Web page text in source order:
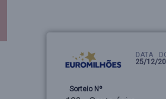
DATA
25/12/
Sorteio Nº